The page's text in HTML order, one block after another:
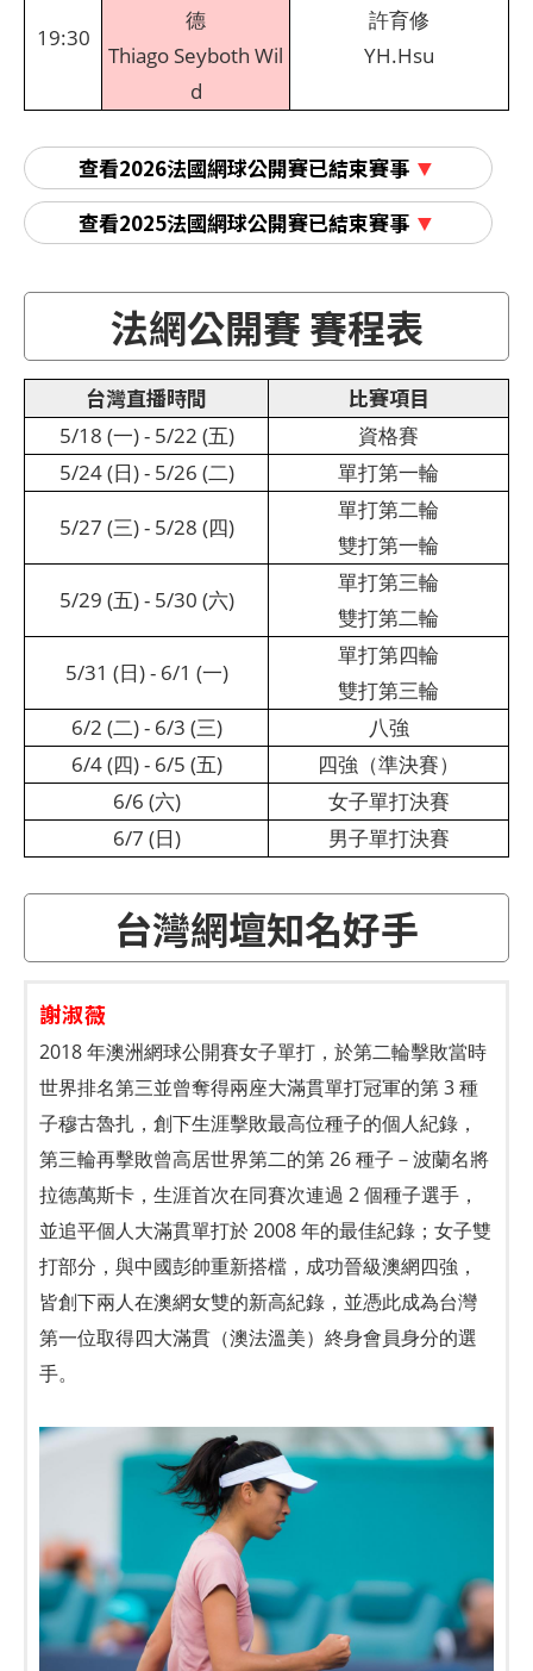
19:30
德
Thiago Seyboth Wil
d
許育修
YH.Hsu
查看2026法國網球公開賽已結束賽事
查看2025法國網球公開賽已結束賽事
法網公開賽 賽程表
台灣直播時間 比賽項目
5/18 (一) - 5/22 (五)
資格賽
5/24 (日) - 5/26 (二)
單打第一輪
5/27 (三) - 5/28 (四)
單打第二輪
雙打第一輪
5/29 (五) - 5/30 (六)
單打第三輪
雙打第二輪
5/31 (日) - 6/1 (一)
單打第四輪
雙打第三輪
6/2 (二) - 6/3 (三)
八強
6/4 (四) - 6/5 (五)
四強（準決賽）
6/6 (六)
女子單打決賽
6/7 (日)
男子單打決賽
台灣網壇知名好手
謝淑薇
2018 年澳洲網球公開賽女子單打，於第二輪擊敗當時
世界排名第三並曾奪得兩座大滿貫單打冠軍的第 3 種
子穆古魯扎，創下生涯擊敗最高位種子的個人紀錄，
第三輪再擊敗曾高居世界第二的第 26 種子－波蘭名將
拉德萬斯卡，生涯首次在同賽次連過 2 個種子選手，
並追平個人大滿貫單打於 2008 年的最佳紀錄；女子雙
打部分，與中國彭帥重新搭檔，成功晉級澳網四強，
皆創下兩人在澳網女雙的新高紀錄，並憑此成為台灣
第一位取得四大滿貫（澳法溫美）終身會員身分的選
手。